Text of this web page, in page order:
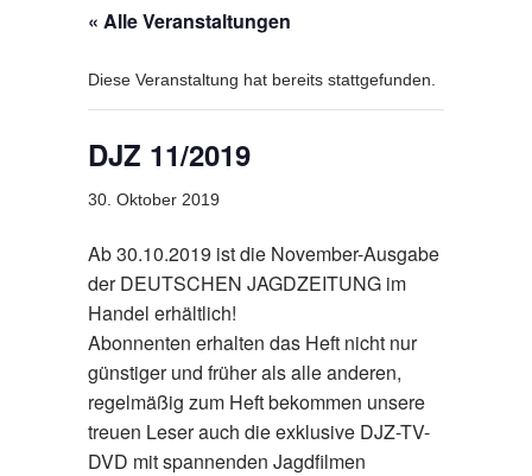
« Alle Veranstaltungen
Diese Veranstaltung hat bereits stattgefunden.
DJZ 11/2019
30. Oktober 2019
Ab 30.10.2019 ist die November-Ausgabe
der DEUTSCHEN JAGDZEITUNG im
Handel erhältlich!
Abonnenten erhalten das Heft nicht nur
günstiger und früher als alle anderen,
regelmäßig zum Heft bekommen unsere
treuen Leser auch die exklusive DJZ-TV-
DVD mit spannenden Jagdfilmen